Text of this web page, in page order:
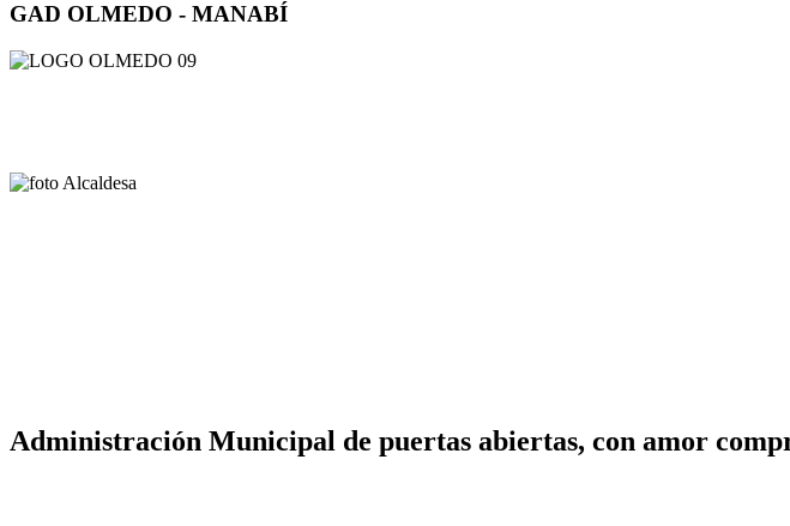
GAD OLMEDO - MANABÍ
Administración Municipal de puertas abiertas, con amor